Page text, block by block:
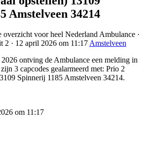
Amstelveen 34214
overzicht voor heel Nederland Ambulance ·
2 · 12 april 2026 om 11:17Amstelveen
ontving de Ambulance een melding in
3 capcodes gealarmeerd met: Prio 2
Spinnerij 1185 Amstelveen 34214.
om 11:17